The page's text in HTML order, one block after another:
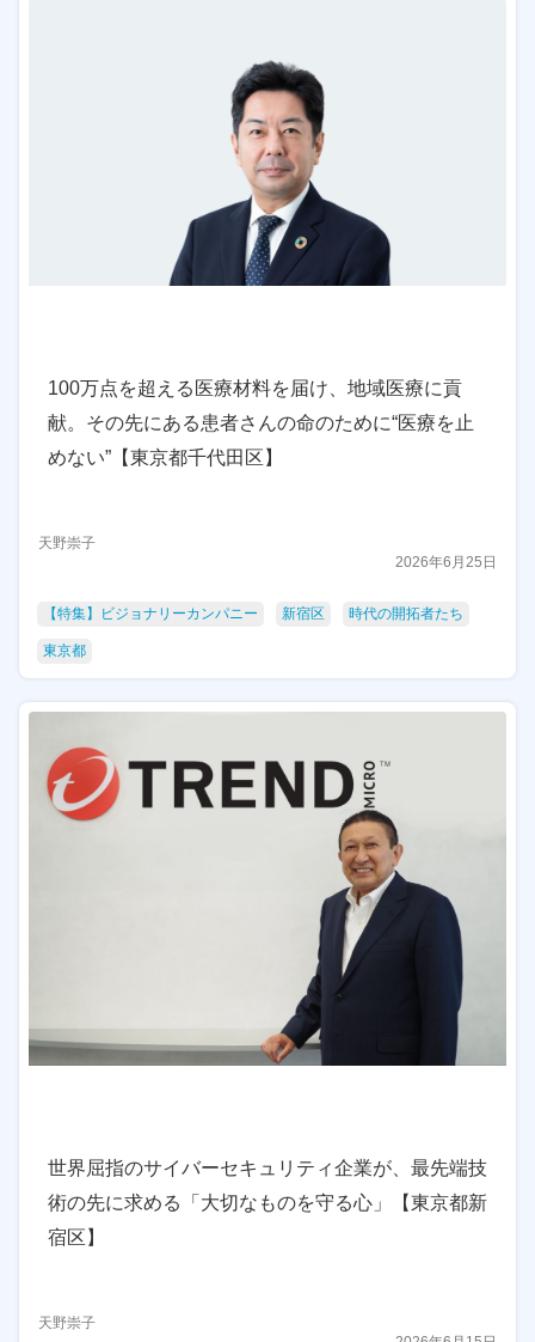
100万点を超える医療材料を届け、地域医療に貢
献。その先にある患者さんの命のために“医療を止
めない”【東京都千代田区】
天野崇子
2026年6月25日
【特集】ビジョナリーカンパニー 新宿区 時代の開拓者たち
東京都
世界屈指のサイバーセキュリティ企業が、最先端技
術の先に求める「大切なものを守る心」【東京都新
宿区】
天野崇子